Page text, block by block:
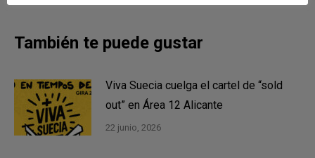
También te puede gustar
Viva Suecia cuelga el cartel de “sold
out” en Área 12 Alicante
22 junio, 2026